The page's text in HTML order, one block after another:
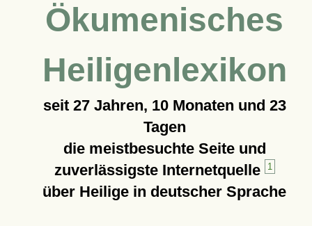
Ökumenisches
Heiligenlexikon
seit 27 Jahren, 10 Monaten und 23
Tagen
die meistbesuchte Seite und
zuverlässigste Internetquelle
1
über Heilige in deutscher Sprache